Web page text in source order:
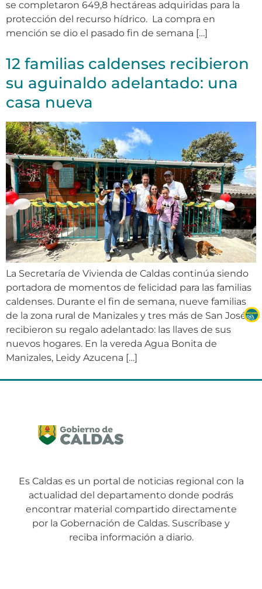
se completaron 649,8 hectáreas adquiridas para la
protección del recurso hídrico. La compra en
mención se dio el pasado fin de semana […]
12 familias caldenses recibieron
su aguinaldo adelantado: una
casa nueva
La Secretaría de Vivienda de Caldas continúa siendo
portadora de momentos de felicidad para las familias
caldenses. Durante el fin de semana, nueve familias
de la zona rural de Manizales y tres más de San José
recibieron su regalo adelantado: las llaves de sus
nuevos hogares. En la vereda Agua Bonita de
Manizales, Leidy Azucena […]
Es Caldas es un portal de noticias regional con la
actualidad del departamento donde podrás
encontrar material compartido directamente
por la Gobernación de Caldas. Suscríbase y
reciba información a diario.